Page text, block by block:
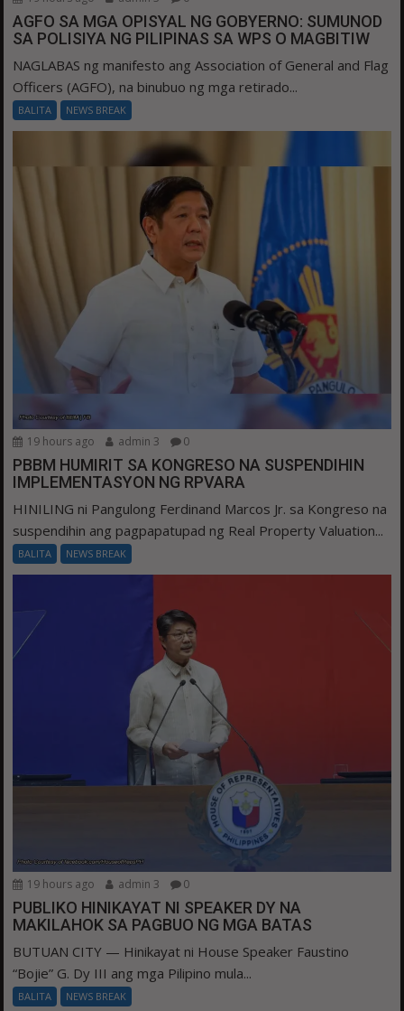
AGFO SA MGA OPISYAL NG GOBYERNO: SUMUNOD
SA POLISIYA NG PILIPINAS SA WPS O MAGBITIW
NAGLABAS ng manifesto ang Association of General and Flag
Officers (AGFO), na binubuo ng mga retirado...
BALITA NEWS BREAK
19 hours ago admin 3 0
PBBM HUMIRIT SA KONGRESO NA SUSPENDIHIN
IMPLEMENTASYON NG RPVARA
HINILING ni Pangulong Ferdinand Marcos Jr. sa Kongreso na
suspendihin ang pagpapatupad ng Real Property Valuation...
BALITA NEWS BREAK
19 hours ago admin 3 0
PUBLIKO HINIKAYAT NI SPEAKER DY NA
MAKILAHOK SA PAGBUO NG MGA BATAS
BUTUAN CITY — Hinikayat ni House Speaker Faustino
“Bojie” G. Dy III ang mga Pilipino mula...
BALITA NEWS BREAK